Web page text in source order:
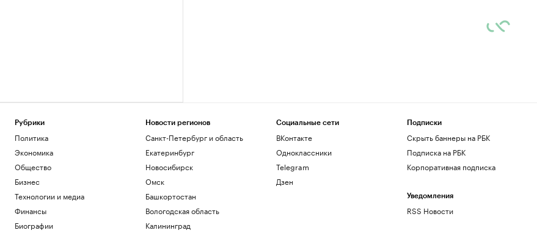
Рубрики
Политика
Экономика
Общество
Бизнес
Технологии и медиа
Финансы
Биографии
Новости регионов
Санкт-Петербург и область
Екатеринбург
Новосибирск
Омск
Башкортостан
Вологодская область
Калининград
Социальные сети
ВКонтакте
Одноклассники
Telegram
Дзен
Подписки
Скрыть баннеры на РБК
Подписка на РБК
Корпоративная подписка
Уведомления
RSS Новости